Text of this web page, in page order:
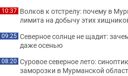
10:37 Волков к отстрелу: почему в
лимита на добычу этих
09:25 Северное солнце не щадит:
даже осенью
08:20 Суровое северное лето:
заморозки в Мурманской